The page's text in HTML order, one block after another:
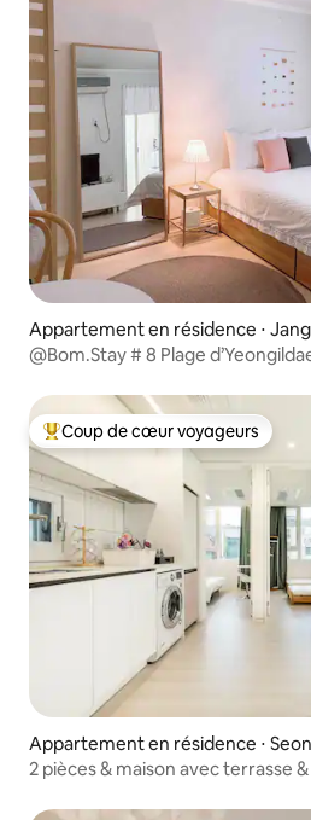
Appartement en résidence ⋅
g, Buk-gu, Pohang
@Bom.Stay # 8 Plage
12 heures
Coups de cœur voyageurs les plus
Coup de cœur voyageurs
Appartement en résidence ⋅
2 pièces & maison avec terrasse
24h/24/maximum 5 personnes/